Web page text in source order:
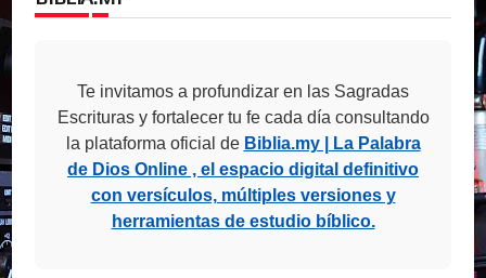
Te invitamos a profundizar en las Sagradas
Escrituras y fortalecer tu fe cada día consultando
la plataforma oficial de Biblia.my | La Palabra
de Dios Online , el espacio digital definitivo
con versículos, múltiples versiones y
herramientas de estudio bíblico.